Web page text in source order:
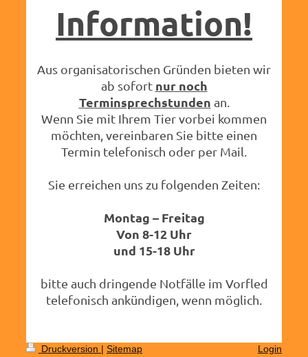
Information!
Aus organisatorischen Gründen bieten wir
ab sofort nur noch
Terminsprechstunden an.
Wenn Sie mit Ihrem Tier vorbei kommen
möchten, vereinbaren Sie bitte einen
Termin telefonisch oder per Mail.
Sie erreichen uns zu folgenden Zeiten:
Montag – Freitag
Von 8-12 Uhr
und 15-18 Uhr
bitte auch dringende Notfälle im Vorfled
telefonisch ankündigen, wenn möglich.
Druckversion | Sitemap
Login